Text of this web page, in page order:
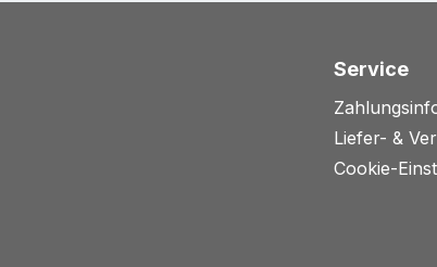
Service
Liefer- &
Cookie-